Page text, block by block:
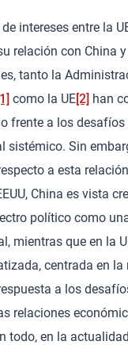
intereses entre la
relación con China
tanto la
como la UE[2] han
frente a los
sistémico. Sin
a esta
China es vista
político como
mientras que en la
centrada en la
a los
relaciones
todo, en la